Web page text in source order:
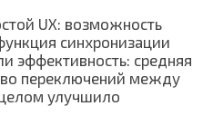
UX: возможность
синхронизации
эффективность: средняя
переключений между
улучшило